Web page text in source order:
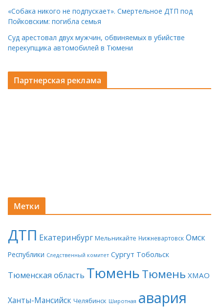
«Собака никого не подпускает». Смертельное ДТП под
Пойковским: погибла семья
Суд арестовал двух мужчин, обвиняемых в убийстве
перекупщика автомобилей в Тюмени
Партнерская реклама
Метки
ДТП Екатеринбург Мельникайте Нижневартовск Омск
Республики Следственный комитет Сургут Тобольск
Тюменская область ТюменьТюмень ХМАО
Ханты-Мансийск Челябинск Широтная авария